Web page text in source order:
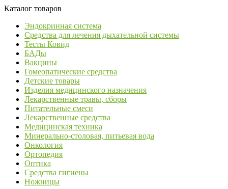
Каталог товаров
Эндокринная система
Средства для лечения дыхательной системы
Тесты Ковид
БАДы
Вакцины
Гомеопатические средства
Детские товары
Изделия медицинского назначения
Лекарственные травы, сборы
Питательные смеси
Лекарственные средства
Медицинская техника
Минерально-столовая, питьевая вода
Онкология
Ортопедия
Оптика
Средства гигиены
Ножницы